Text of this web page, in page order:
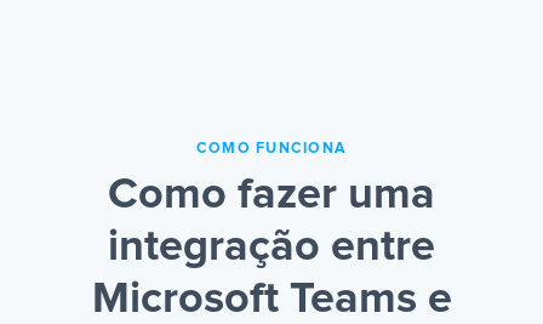
COMO FUNCIONA
Como fazer uma
integração entre
Microsoft Teams e